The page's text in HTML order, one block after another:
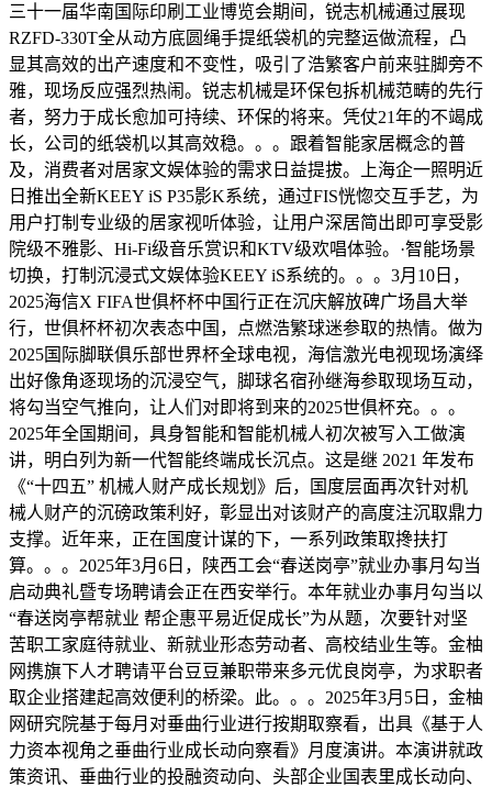
三十一届华南国际印刷工业博览会期间，锐志机械通过展现
RZFD-330T全从动方底圆绳手提纸袋机的完整运做流程，凸
显其高效的出产速度和不变性，吸引了浩繁客户前来驻脚旁不
雅，现场反应强烈热闹。锐志机械是环保包拆机械范畴的先行
者，努力于成长愈加可持续、环保的将来。凭仗21年的不竭成
长，公司的纸袋机以其高效稳。。。跟着智能家居概念的普
及，消费者对居家文娱体验的需求日益提拔。上海企一照明近
日推出全新KEEY iS P35影K系统，通过FIS恍惚交互手艺，为
用户打制专业级的居家视听体验，让用户深居简出即可享受影
院级不雅影、Hi-Fi级音乐赏识和KTV级欢唱体验。·智能场景
切换，打制沉浸式文娱体验KEEY iS系统的。。。3月10日，
2025海信X FIFA世俱杯杯中国行正在沉庆解放碑广场昌大举
行，世俱杯杯初次表态中国，点燃浩繁球迷参取的热情。做为
2025国际脚联俱乐部世界杯全球电视，海信激光电视现场演绎
出好像角逐现场的沉浸空气，脚球名宿孙继海参取现场互动，
将勾当空气推向，让人们对即将到来的2025世俱杯充。。。
2025年全国期间，具身智能和智能机械人初次被写入工做演
讲，明白列为新一代智能终端成长沉点。这是继 2021 年发布
《“十四五” 机械人财产成长规划》后，国度层面再次针对机
械人财产的沉磅政策利好，彰显出对该财产的高度注沉取鼎力
支撑。近年来，正在国度计谋的下，一系列政策取搀扶打
算。。。2025年3月6日，陕西工会“春送岗亭”就业办事月勾当
启动典礼暨专场聘请会正在西安举行。本年就业办事月勾当以
“春送岗亭帮就业 帮企惠平易近促成长”为从题，次要针对坚
苦职工家庭待就业、新就业形态劳动者、高校结业生等。金柚
网携旗下人才聘请平台豆豆兼职带来多元优良岗亭，为求职者
取企业搭建起高效便利的桥梁。此。。。2025年3月5日，金柚
网研究院基于每月对垂曲行业进行按期取察看，出具《基于人
力资本视角之垂曲行业成长动向察看》月度演讲。本演讲就政
策资讯、垂曲行业的投融资动向、头部企业国表里成长动向、